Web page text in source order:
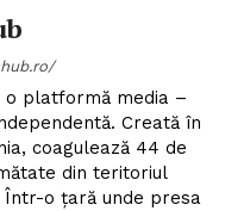
o platformă media –
Creată în
coagulează 44 de
din teritoriul
Într-o țară unde presa